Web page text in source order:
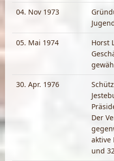
04. Nov 1973
05. Mai 1974
Horst
30. Apr. 1976
Der
aktive
und